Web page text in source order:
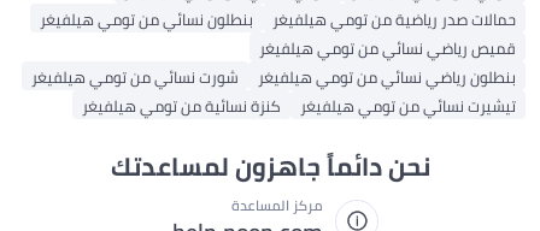
حمالات صدر رياضية من تومي هيلفيغر
بنطلون نسائي من تومي هيلفيغر
قميص رياضي نسائي من تومي هيلفيغر
بنطلون رياضي نسائي من تومي هيلفيغر
شورت نسائي من تومي هيلفيغر
تيشيرت نسائي من تومي هيلفيغر
كنزة نسائية من تومي هيلفيغر
نحن دائماً جاهزون لمساعدتك
مركز المساعدة